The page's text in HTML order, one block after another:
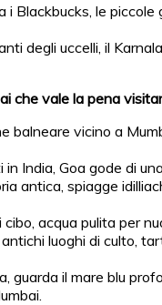
i Blackbucks, le
degli uccelli, il
che vale la pena
balneare vicino a
India, Goa gode di
antica, spiagge
acqua pulita per
luoghi di culto,
guarda il mare blu